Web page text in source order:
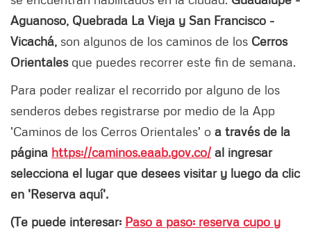
Aguanoso, Quebrada La Vieja y San Francisco -
Vicachá, son algunos de los caminos de los Cerros
Orientales que puedes recorrer este fin de semana.
Para poder realizar el recorrido por alguno de los
senderos debes registrarse por medio de la App
'Caminos de los Cerros Orientales' o a través de la
página https://caminos.eaab.gov.co/al ingresar
selecciona el lugar que desees visitar y luego da clic
en 'Reserva aquí'.
(Te puede interesar: Paso a paso: reserva cupo y